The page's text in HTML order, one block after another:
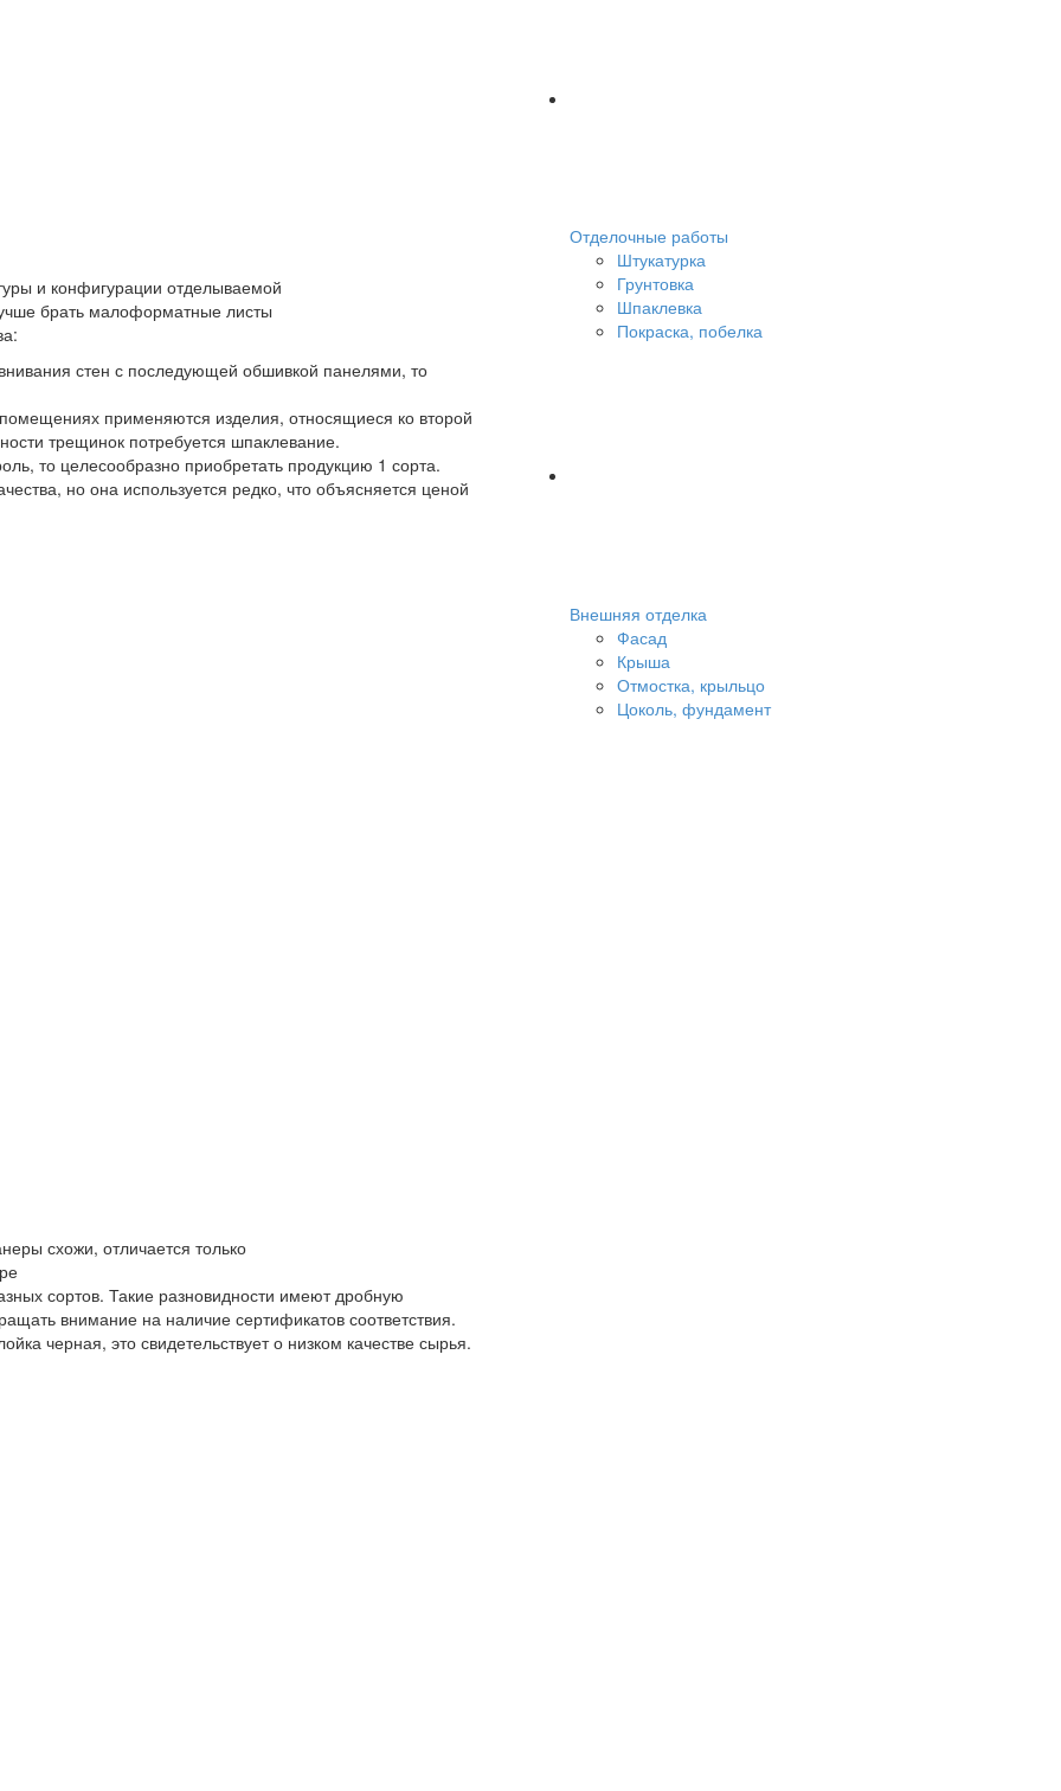
и конфигурации отделываемой
брать малоформатные листы
стен с последующей обшивкой панелями, то
применяются изделия, относящиеся ко второй
трещинок потребуется шпаклевание.
то целесообразно приобретать продукцию 1 сорта.
но она используется редко, что объясняется ценой
схожи, отличается только
сортов. Такие разновидности имеют дробную
внимание на наличие сертификатов соответствия.
черная, это свидетельствует о низком качестве сырья.
Отделочные работы
Штукатурка
Грунтовка
Шпаклевка
Покраска, побелка
Внешняя отделка
Фасад
Крыша
Отмостка, крыльцо
Цоколь, фундамент